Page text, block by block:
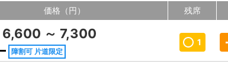
価格（円） 残席
6,600 ～ 7,300
障割可 片道限定
1